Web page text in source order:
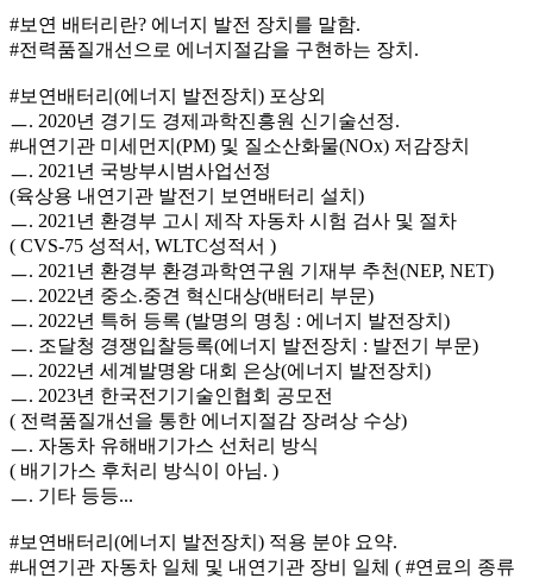
#보연 배터리란? 에너지 발전 장치를 말함.
#전력품질개선으로 에너지절감을 구현하는 장치.
#보연배터리(에너지 발전장치) 포상외
ㅡ. 2020년 경기도 경제과학진흥원 신기술선정.
#내연기관 미세먼지(PM) 및 질소산화물(NOx) 저감장치
ㅡ. 2021년 국방부시범사업선정
(육상용 내연기관 발전기 보연배터리 설치)
ㅡ. 2021년 환경부 고시 제작 자동차 시험 검사 및 절차
( CVS-75 성적서, WLTC성적서 )
ㅡ. 2021년 환경부 환경과학연구원 기재부 추천(NEP, NET)
ㅡ. 2022년 중소.중견 혁신대상(배터리 부문)
ㅡ. 2022년 특허 등록 (발명의 명칭 : 에너지 발전장치)
ㅡ. 조달청 경쟁입찰등록(에너지 발전장치 : 발전기 부문)
ㅡ. 2022년 세계발명왕 대회 은상(에너지 발전장치)
ㅡ. 2023년 한국전기기술인협회 공모전
( 전력품질개선을 통한 에너지절감 장려상 수상)
ㅡ. 자동차 유해배기가스 선처리 방식
( 배기가스 후처리 방식이 아님. )
ㅡ. 기타 등등...
#보연배터리(에너지 발전장치) 적용 분야 요약.
#내연기관 자동차 일체 및 내연기관 장비 일체 ( #연료의 종류